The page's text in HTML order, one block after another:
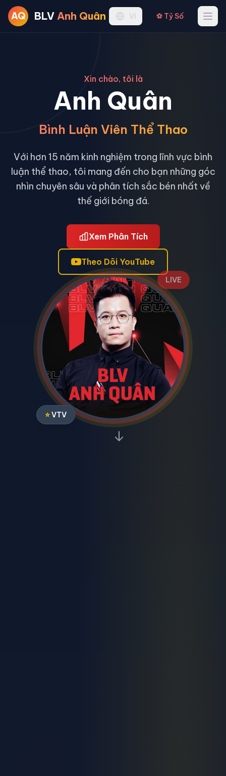
AQ BLV Anh Quân VI ⚽ Tỷ Số
Xin chào, tôi là
Anh Quân
Bình Luận Viên Thể Thao
Với hơn 15 năm kinh nghiệm trong lĩnh vực bình
luận thể thao, tôi mang đến cho bạn những góc
nhìn chuyên sâu và phân tích sắc bén nhất về
thế giới bóng đá.
Xem Phân Tích
Theo Dõi YouTube
LIVE
⭐VTV